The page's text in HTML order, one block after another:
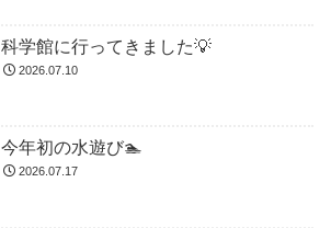
科学館に行ってきました💡
2026.07.10
今年初の水遊び🏊
2026.07.17